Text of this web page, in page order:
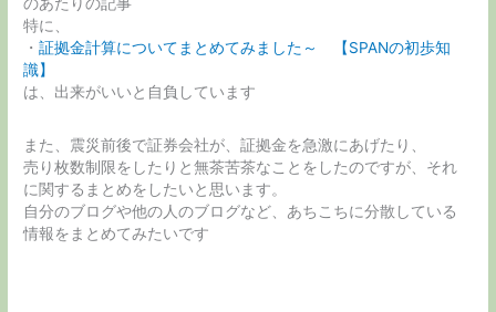
のあたりの記事
特に、
・証拠金計算についてまとめてみました～ 【SPANの初歩知
識】
は、出来がいいと自負しています
また、震災前後で証券会社が、証拠金を急激にあげたり、
売り枚数制限をしたりと無茶苦茶なことをしたのですが、それ
に関するまとめをしたいと思います。
自分のブログや他の人のブログなど、あちこちに分散している
情報をまとめてみたいです